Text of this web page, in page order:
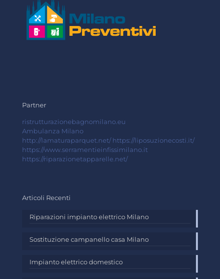
Partner
ristrutturazionebagnomilano.eu
Ambulanza Milano
http://lamaturaparquet.net/ https://liposuzionecosti.it/
https://www.serramentieinfissimilano.it
https://riparazionetapparelle.net/
Articoli Recenti
Riparazioni impianto elettrico Milano
Sostituzione campanello casa Milano
Impianto elettrico domestico